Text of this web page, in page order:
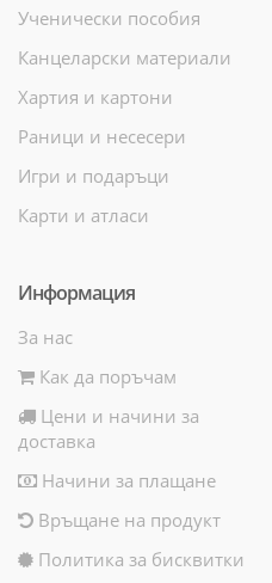
Ученически пособия
Канцеларски материали
Хартия и картони
Раници и несесери
Игри и подаръци
Карти и атласи
Информация
За нас
Как да поръчам
Цени и начини за
доставка
Начини за плащане
Връщане на продукт
Политика за бисквитки